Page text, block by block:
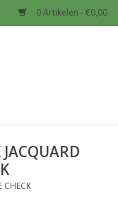
0 Artikelen - €0,00
CHECK